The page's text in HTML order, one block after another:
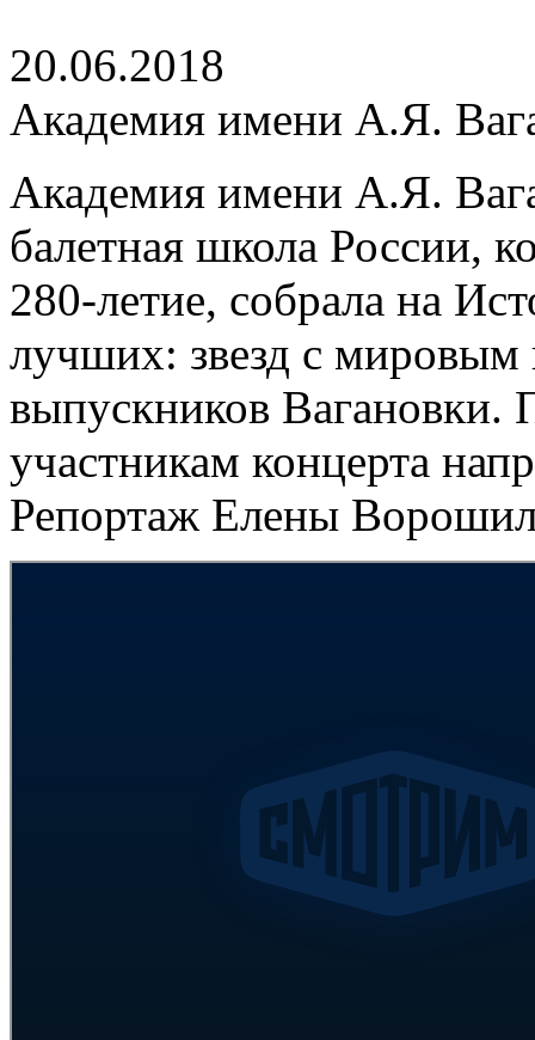
20.06.2018
Академия имени А.Я.
Академия имени А.Я.
балетная школа России,
280-летие, собрала на
лучших: звезд с
выпускников Вагановки.
участникам концерта
Репортаж Елены